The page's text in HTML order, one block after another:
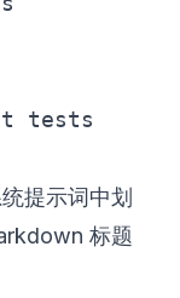
提示词中划
标题